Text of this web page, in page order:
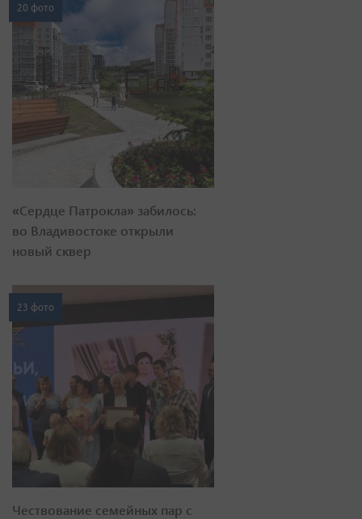
20 фото
«Сердце Патрокла» забилось:
во Владивостоке открыли
новый сквер
23 фото
Чествование семейных пар с